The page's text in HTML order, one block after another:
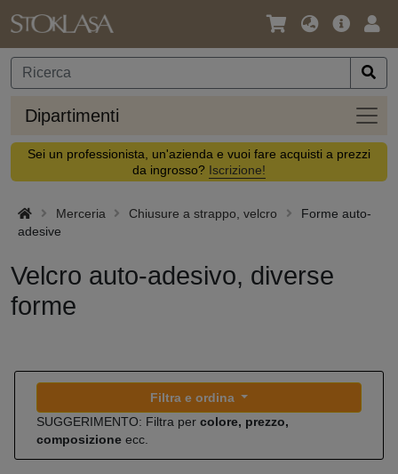
Lingua
Valuta
Offerta
Dipartimenti
Sei un professionista, un'azienda e vuoi fare acquisti a prezzi
da ingrosso? Iscrizione!
Merceria Chiusure a strappo, velcro
Forme auto-
adesive
Velcro auto-adesivo, diverse
forme
Filtra e ordina
SUGGERIMENTO: Filtra per colore, prezzo,
composizione ecc.